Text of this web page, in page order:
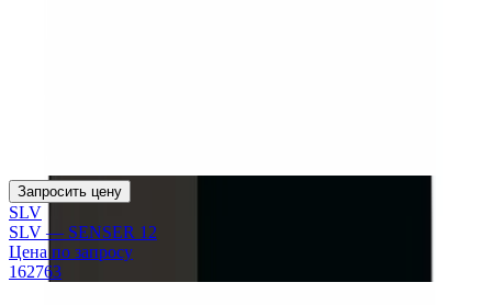
Запросить цену
SLV
SLV — SENSER 12
Цена по запросу
162763